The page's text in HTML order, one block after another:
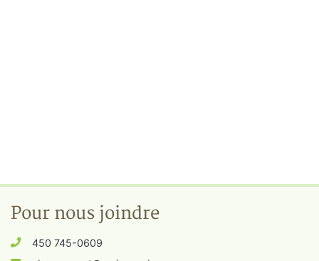
Pour nous joindre
450 745-0609